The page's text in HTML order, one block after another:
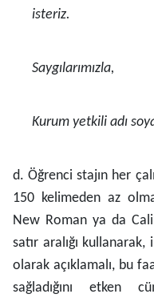
isteriz.
Saygılarımızla,
Kurum yetkili adı
d. Öğrenci stajın her
150 kelimeden az
New Roman ya da
satır aralığı kullanarak,
olarak açıklamalı, bu
sağladığını etken